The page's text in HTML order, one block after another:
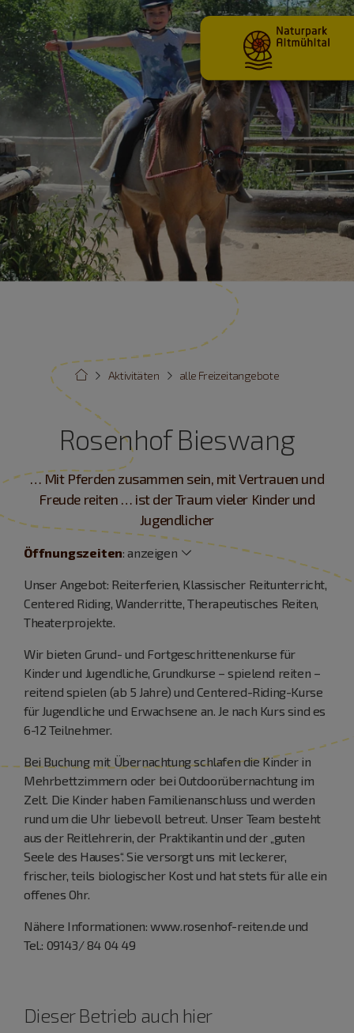
alle Freizeitangebote
Aktivitäten
Rosenhof Bieswang
… Mit Pferden zusammen sein, mit Vertrauen und
Freude reiten … ist der Traum vieler Kinder und
Jugendlicher
Öffnungszeiten:anzeigen
Unser Angebot: Reiterferien, Klassischer Reitunterricht,
Centered Riding, Wanderritte, Therapeutisches Reiten,
Theaterprojekte.
Wir bieten Grund- und Fortgeschrittenenkurse für
Kinder und Jugendliche, Grundkurse – spielend reiten –
reitend spielen (ab 5 Jahre) und Centered-Riding-Kurse
für Jugendliche und Erwachsene an. Je nach Kurs sind es
6-12 Teilnehmer.
Bei Buchung mit Übernachtung schlafen die Kinder in
Mehrbettzimmern oder bei Outdoorübernachtung im
Zelt. Die Kinder haben Familienanschluss und werden
rund um die Uhr liebevoll betreut. Unser Team besteht
aus der Reitlehrerin, der Praktikantin und der „guten
Seele des Hauses“. Sie versorgt uns mit leckerer,
frischer, teils biologischer Kost und hat stets für alle ein
offenes Ohr.
Nähere Informationen: www.rosenhof-reiten.de und
Tel.: 09143/ 84 04 49
Dieser Betrieb auch hier